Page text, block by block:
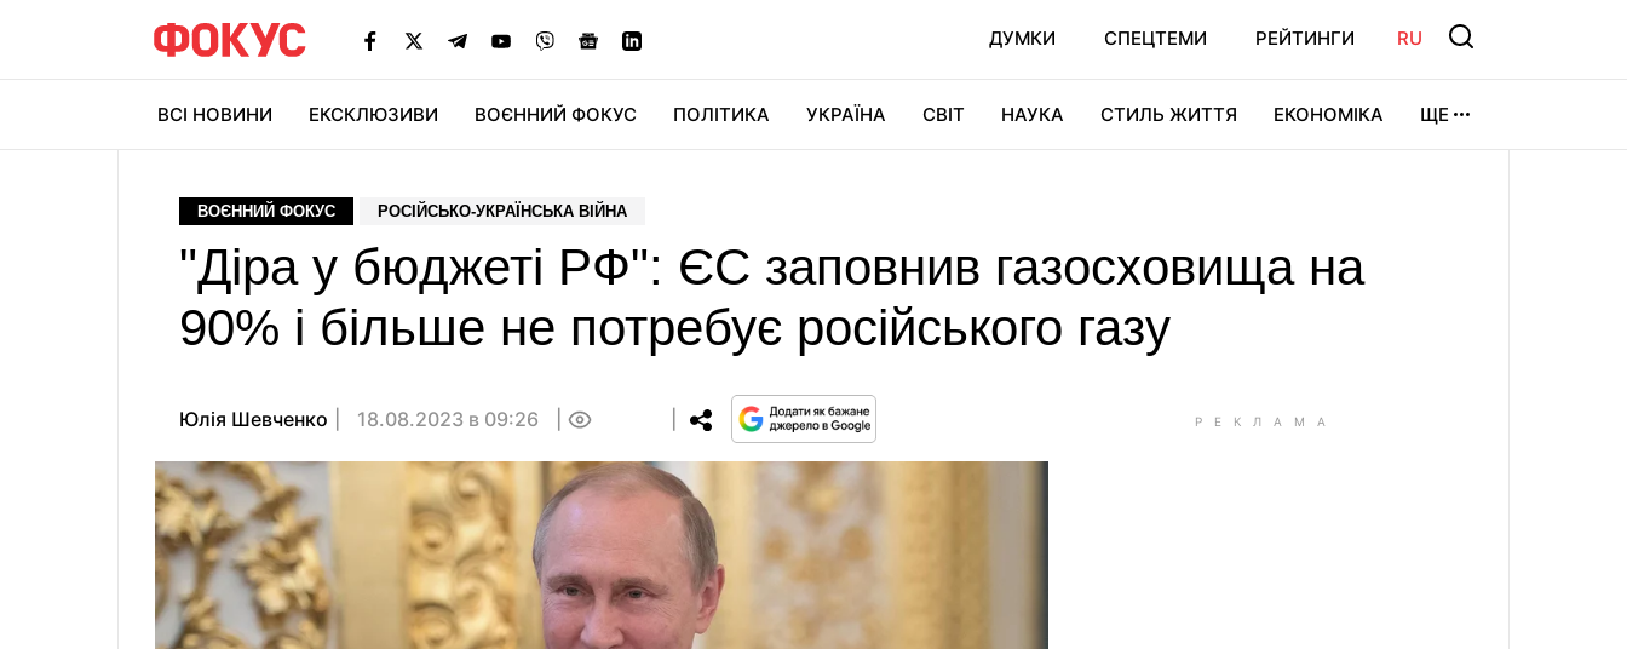
ДУМКИ СПЕЦТЕМИ РЕЙТИНГИ RU
ВСІ НОВИНИ ЕКСКЛЮЗИВИ ВОЄННИЙ ФОКУС ПОЛІТИКА УКРАЇНА СВІТ НАУКА СТИЛЬ ЖИТТЯ ЕКОНОМІКА ЩЕ
ВОЄННИЙ ФОКУС РОСІЙСЬКО-УКРАЇНСЬКА ВІЙНА
"Діра у бюджеті РФ": ЄС заповнив газосховища на
90% і більше не потребує російського газу
Юлія Шевченко 18.08.2023 в 09:26